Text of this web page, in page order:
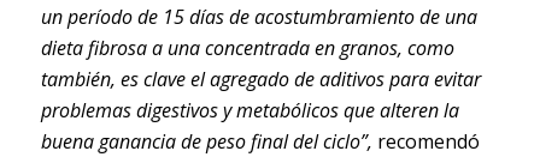
un período de 15 días de acostumbramiento de una
dieta fibrosa a una concentrada en granos, como
también, es clave el agregado de aditivos para evitar
problemas digestivos y metabólicos que alteren la
buena ganancia de peso final del ciclo”, recomendó